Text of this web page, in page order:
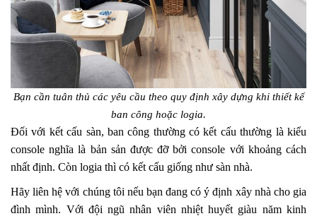
Bạn cần tuân thủ các yêu cầu theo quy định xây dựng khi thiết kế
ban công hoặc logia.
Đối với kết cấu sàn, ban công thường có kết cấu thường là kiểu
console nghĩa là bản sản được đỡ bởi console với khoảng cách
nhất định. Còn logia thì có kết cấu giống như sàn nhà.
Hãy liên hệ với chúng tôi nếu bạn đang có ý định xây nhà cho gia
đình mình. Với đội ngũ nhân viên nhiệt huyết giàu năm kinh